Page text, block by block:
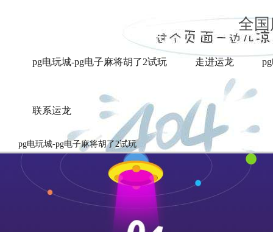
全
pg电玩城-pg电子麻将胡了2试玩 走进运龙
联系运龙
pg电玩城-pg电子麻将胡了2试玩